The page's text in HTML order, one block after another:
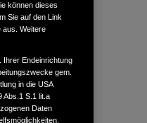
können dieses
Sie auf den Link
aus. Weitere
Ihrer Endeinrichtung
gem.
in die USA
Abs.1 S.1 lit.a
Daten